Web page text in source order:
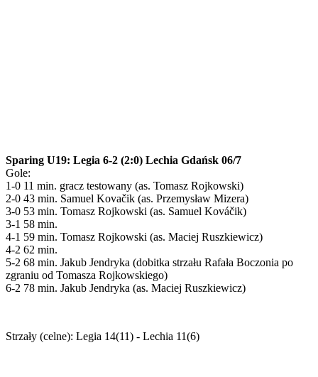
Sparing U19: Legia 6-2 (2:0) Lechia Gdańsk 06/7
Gole:
1-0 11 min. gracz testowany (as. Tomasz Rojkowski)
2-0 43 min. Samuel Kovačik (as. Przemysław Mizera)
3-0 53 min. Tomasz Rojkowski (as. Samuel Kováčik)
3-1 58 min.
4-1 59 min. Tomasz Rojkowski (as. Maciej Ruszkiewicz)
4-2 62 min.
5-2 68 min. Jakub Jendryka (dobitka strzału Rafała Boczonia po
zgraniu od Tomasza Rojkowskiego)
6-2 78 min. Jakub Jendryka (as. Maciej Ruszkiewicz)
Strzały (celne): Legia 14(11) - Lechia 11(6)